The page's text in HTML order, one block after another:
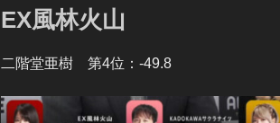
EX風林火山
二階堂亜樹 第4位：-49.8